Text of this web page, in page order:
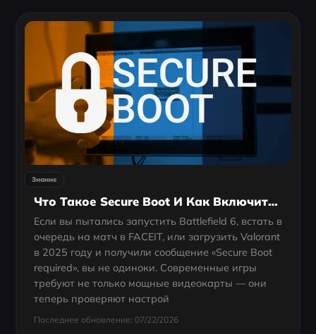
Знание
Что Такое Secure Boot И Как Включить Secure Boot Для ПК (Руководство Для Начинающих)
Если вы пытались запустить Battlefield 6, встать в
очередь на матч в FACEIT, или загрузить Valorant
в 2025 году и получили сообщение «Secure Boot
required», вы не одиноки. Современные игры
требуют не только мощные видеокарты — они
теперь проверяют настрой
Последнее обновление: 07/22/2026